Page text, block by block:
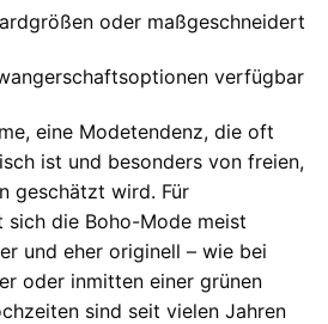
oder maßgeschneidert
verfügbar
eine Modetendenz, die oft
ist und besonders von freien,
geschätzt wird. Für
die Boho-Mode meist
und eher originell – wie bei
oder inmitten einer grünen
sind seit vielen Jahren